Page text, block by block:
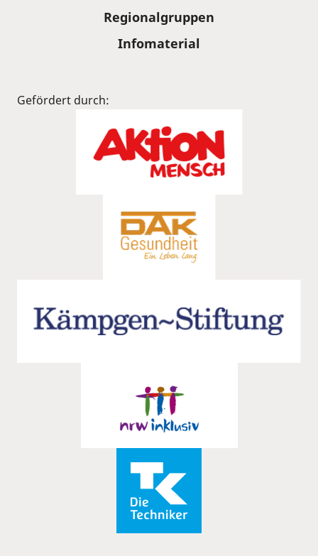
Regionalgruppen
Infomaterial
Gefördert durch: